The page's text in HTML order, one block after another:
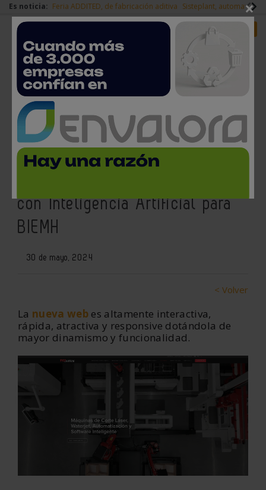
Es noticia: Feria ADDITED, de fabricación aditiva Sisteplant,
Redes Sociales Login empresas
TCI Cutting lanza su nueva
página web con lo último en
con Inteligencia Artificial para
BIEMH
30 de mayo, 2024
< Volver
La nueva web es altamente interactiva,
rápida, atractiva y responsive dotándola de
mayor dinamismo y funcionalidad.
×